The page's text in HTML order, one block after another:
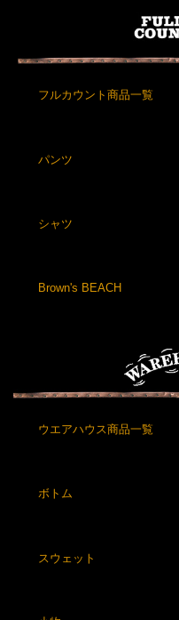
フルカウント商品一覧
パンツ
シャツ
Brown's BEACH
ウエアハウス商品一覧
ボトム
スウェット